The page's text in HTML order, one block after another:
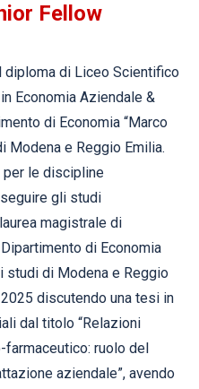
Fellow
diploma di Liceo Scientifico
Economia Aziendale &
di Economia “Marco
Modena e Reggio Emilia.
per le discipline
gli studi
magistrale di
di Economia
studi di Modena e Reggio
discutendo una tesi in
dal titolo “Relazioni
ruolo del
aziendale”, avendo